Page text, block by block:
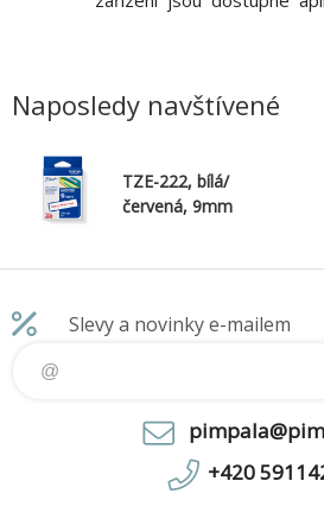
štítky z
štítek
Naposledy navštívené
TZE-222, bílá/
červená, 9mm
Slevy a novinky e-mailem
+420